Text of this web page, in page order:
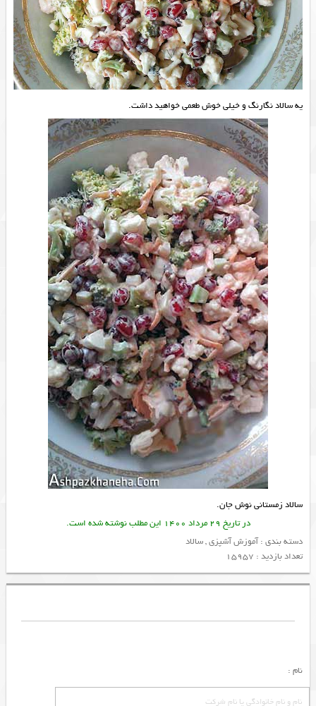
یه سالاد نگارنگ و خیلی خوش طعمی خواهید داشت.
سالاد زمستانی نوش جان.
در تاریخ 29 مرداد 1400 این مطلب نوشته شده است.
دسته بندی :آموزش آشپزی,سالاد
تعداد بازدید : 15957
نام :